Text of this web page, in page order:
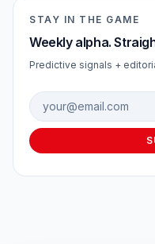
STAY IN THE GAME
Weekly alpha.
Predictive signals +
Email address